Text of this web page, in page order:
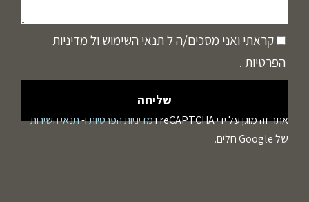
קראתי ואני מסכים/ה ל תנאי השימוש ול מדיניות
הפרטיות .
אתר זה מוגן על ידי reCAPTCHA ו מדיניות הפרטיותו-תנאי השירות
של Google חלים.